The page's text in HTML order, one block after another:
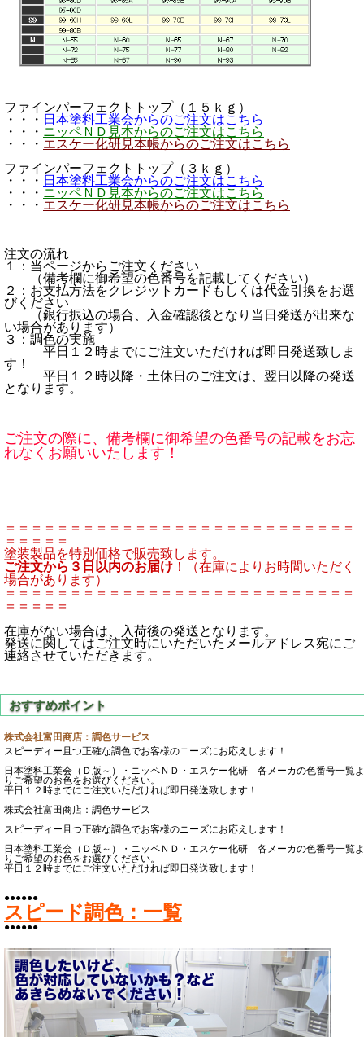
ファインパーフェクトトップ（１５ｋｇ）
・・・ 日本塗料工業会からのご注文はこちら
・・・ ニッペＮＤ見本からのご注文はこちら
・・・ エスケー化研見本帳からのご注文はこちら
ファインパーフェクトトップ（３ｋｇ）
・・・ 日本塗料工業会からのご注文はこちら
・・・ ニッペＮＤ見本からのご注文はこちら
・・・ エスケー化研見本帳からのご注文はこちら
注文の流れ
１：当ページからご注文ください
（備考欄に御希望の色番号を記載してください）
２：お支払方法をクレジットカードもしくは代金引換をお選
びください
（銀行振込の場合、入金確認後となり当日発送が出来な
い場合があります）
３：調色の実施
平日１２時までにご注文いただければ即日発送致しま
す！
平日１２時以降・土休日のご注文は、翌日以降の発送
となります。
ご注文の際に、備考欄に御希望の色番号の記載をお忘
れなくお願いいたします！
＝＝＝＝＝＝＝＝＝＝＝＝＝＝＝＝＝＝＝＝＝＝＝＝＝＝＝
＝＝＝＝＝
塗装製品を特別価格で販売致します。
ご注文から３日以内のお届け ！（在庫によりお時間いただく
場合があります）
＝＝＝＝＝＝＝＝＝＝＝＝＝＝＝＝＝＝＝＝＝＝＝＝＝＝＝
＝＝＝＝＝
在庫がない場合は、入荷後の発送となります。
発送に関してはご注文時にいただいたメールアドレス宛にご
連絡させていただきます。
株式会社富田商店：調色サービス
スピーディー且つ正確な調色でお客様のニーズにお応えします！
日本塗料工業会（Ｄ版～）・ニッペＮＤ・エスケー化研 各メーカの色番号一覧よ
りご希望のお色をお選びください。
平日１２時までにご注文いただければ即日発送致します！
株式会社富田商店：調色サービス
スピーディー且つ正確な調色でお客様のニーズにお応えします！
日本塗料工業会（Ｄ版～）・ニッペＮＤ・エスケー化研 各メーカの色番号一覧よ
りご希望のお色をお選びください。
平日１２時までにご注文いただければ即日発送致します！
●●●●●●
スピード調色：一覧
●●●●●●